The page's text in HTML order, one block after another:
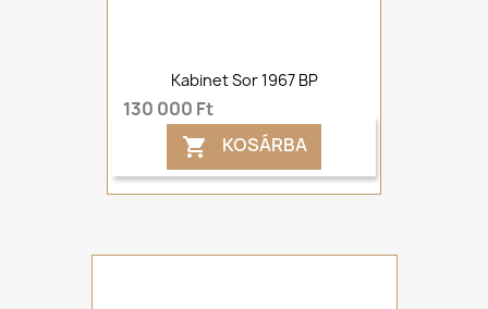
Kabinet Sor 1967 BP
130 000 Ft
 KOSÁRBA